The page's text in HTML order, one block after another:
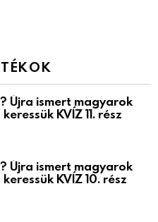
Újra ismert magyarok
KVÍZ 11. rész
Újra ismert magyarok
KVÍZ 10. rész